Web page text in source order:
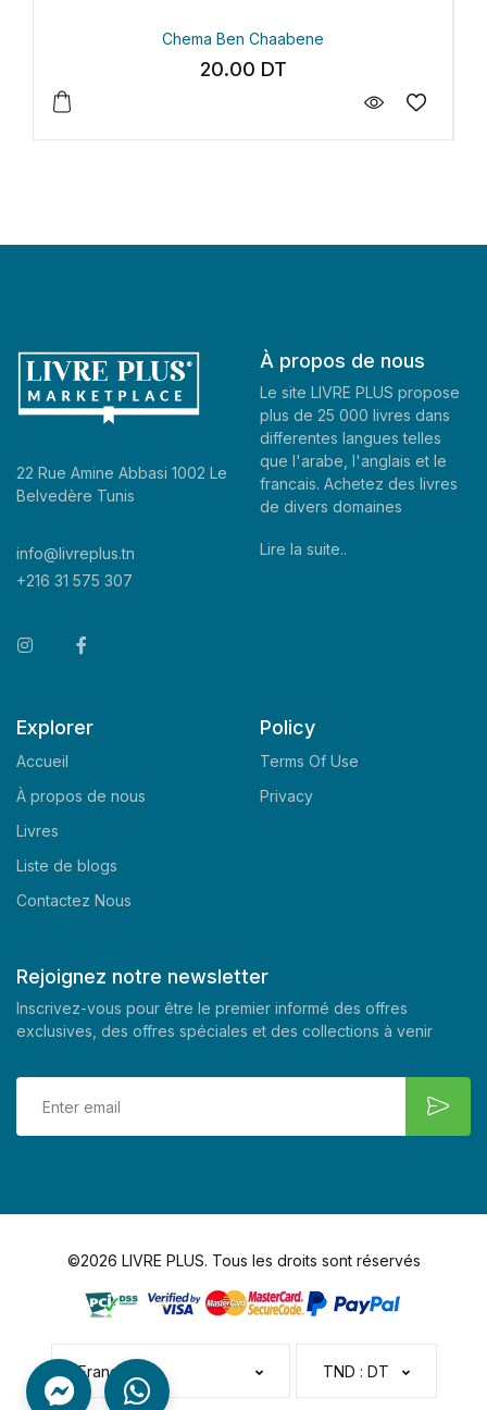
Chema Ben Chaabene
22 Rue Amine Abbasi 1002 Le
Belvedère Tunis
info@livreplus.tn
+216 31 575 307
À propos de nous
Le site LIVRE PLUS propose
plus de 25 000 livres dans
differentes langues telles
que l'arabe, l'anglais et le
francais. Achetez des livres
de divers domaines
Lire la suite..
Explorer
Accueil
À propos de nous
Livres
Liste de blogs
Contactez Nous
Policy
Terms Of Use
Privacy
Rejoignez notre newsletter
Inscrivez-vous pour être le premier informé des offres
exclusives, des offres spéciales et des collections à venir
©2026 LIVRE PLUS. Tous les droits sont réservés
Français TND : DT